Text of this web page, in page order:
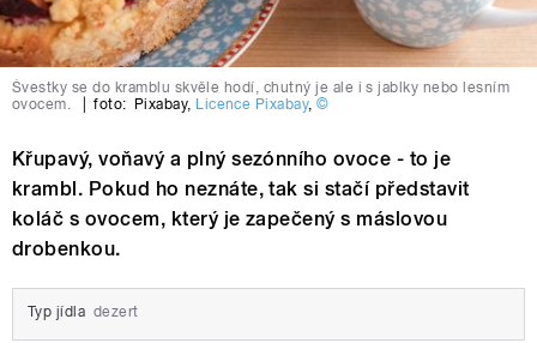
Švestky se do kramblu skvěle hodí, chutný je ale i s jablky nebo lesním
ovocem.
foto: Pixabay, Licence Pixabay,©
Křupavý, voňavý a plný sezónního ovoce - to je
krambl. Pokud ho neznáte, tak si stačí představit
koláč s ovocem, který je zapečený s máslovou
drobenkou.
Typ jídla dezert